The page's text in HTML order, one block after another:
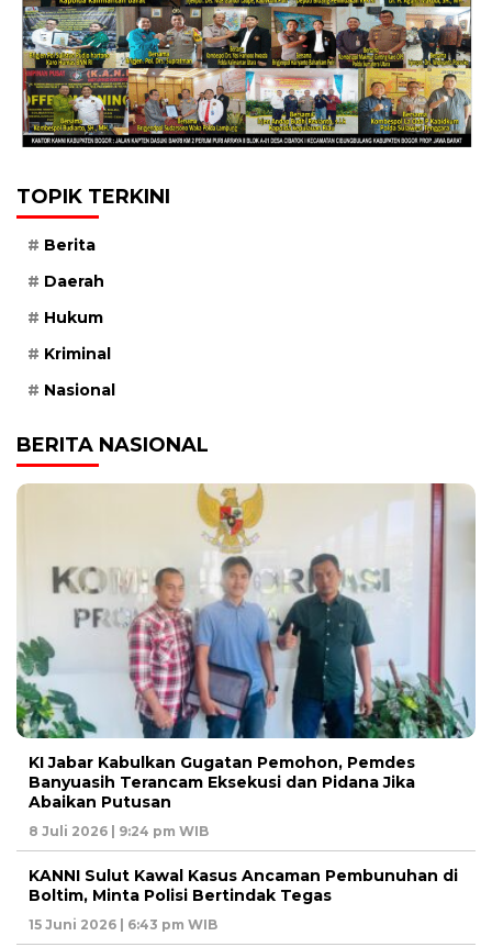
TOPIK TERKINI
Berita
Daerah
Hukum
Kriminal
Nasional
BERITA NASIONAL
KI Jabar Kabulkan Gugatan Pemohon, Pemdes
Banyuasih Terancam Eksekusi dan Pidana Jika
Abaikan Putusan
8 Juli 2026 | 9:24 pm WIB
KANNI Sulut Kawal Kasus Ancaman Pembunuhan di
Boltim, Minta Polisi Bertindak Tegas
15 Juni 2026 | 6:43 pm WIB